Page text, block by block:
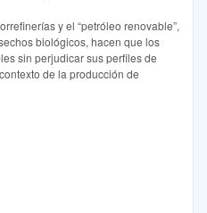
y el “petróleo renovable”,
biológicos, hacen que los
sin perjudicar sus perfiles de
de la producción de